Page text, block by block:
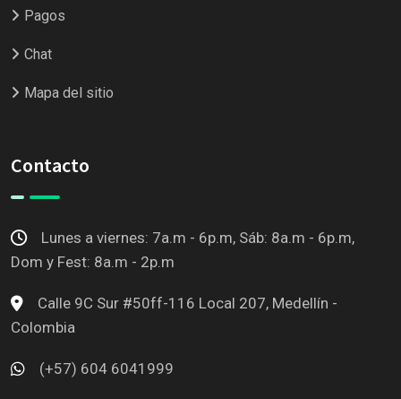
Pagos
Chat
Mapa del sitio
Contacto
Lunes a viernes: 7a.m - 6p.m, Sáb: 8a.m - 6p.m,
Dom y Fest: 8a.m - 2p.m
Calle 9C Sur #50ff-116 Local 207, Medellín -
Colombia
(+57) 604 6041999